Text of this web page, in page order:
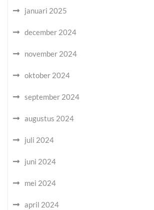
januari 2025
december 2024
november 2024
oktober 2024
september 2024
augustus 2024
juli 2024
juni 2024
mei 2024
april 2024